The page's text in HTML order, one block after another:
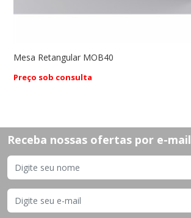
Mesa Retangular MOB40
Preço sob consulta
Receba nossas ofertas por e-mail